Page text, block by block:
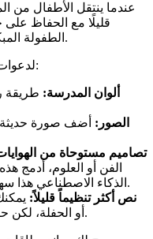
عندما ينتقل الأطفال من
قليلًا مع الحفاظ على
الطفولة المبكرة وبداية رحلتهم نحو مرحلة المراهقة.
لدعوات تخرج المدرسة الابتدائية، يمكنك إدماج:
ألوان المدرسة: طريقة
الصور: أضف صورة
تصاميم مستوحاة من
الفن أو العلوم، أدمج
الذكاء الاصطناعي هذا سهلًا - فقط اذكر هواياتهم في النص.
نص أكثر تنظيماً قليلاً:
أو الحفلة، لكن حافظ على النبرة خفيفة واحتفالية.